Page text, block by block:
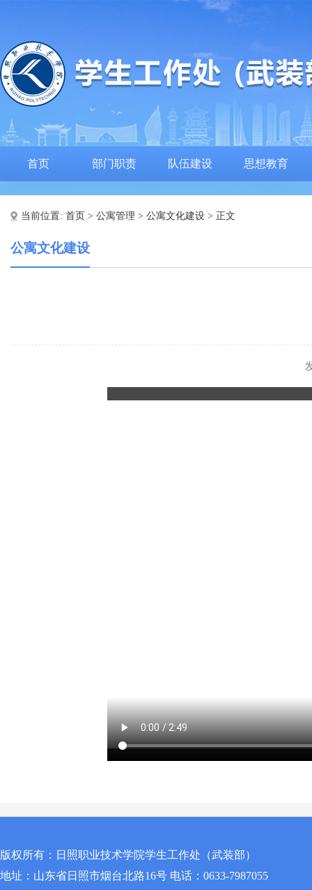
首页 部门职责 队伍建设 思想教育
当前位置: 首页 > 公寓管理 > 公寓文化建设 > 正文
公寓文化建设
版权所有：日照职业技术学院学生工作处（武装部）
地址：山东省日照市烟台北路16号 电话：0633-7987055